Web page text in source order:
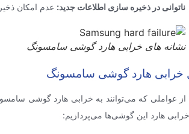
ناتوانی در ذخیره سازی اطلاعات جدید: عدم امکان
نشانه های خرابی هارد گوشی سامسونگ
خرابی هارد گوشی سامسونگ
از عواملی که می‌توانند به خرابی هارد گوشی
خرابی هارد این گوشی‌ها می‌پردازیم: